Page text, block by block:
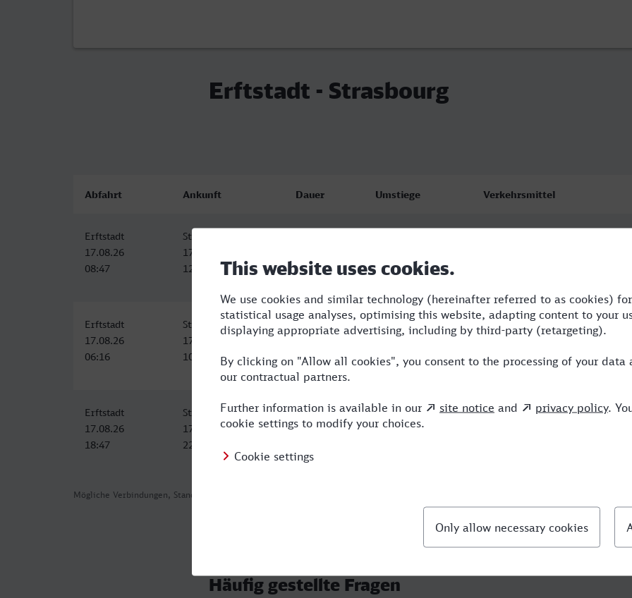
Erftstadt - Strasbourg
Mögliche Verbindungen, Stand: 2026-08-03 04:57
Abfahrt Ankunft Dauer Umstiege Verkehrsmittel
Erftstadt
17.08.26
08:47
Strasbourg
17.08.26
12:15
Erftstadt
17.08.26
06:16
Strasbourg
17.08.26
10:40
4:24 2 TGV,RE,ICE
Erftstadt
17.08.26
18:47
Strasbourg
17.08.26
22:34
3:47 3 RB,SWE,ECE,ICE
Häufig gestellte Fragen